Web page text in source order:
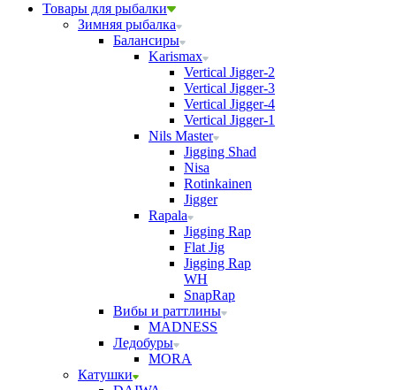
Товары для рыбалки
Зимняя рыбалка
Балансиры
Karismax
Vertical Jigger-2
Vertical Jigger-3
Vertical Jigger-4
Vertical Jigger-1
Nils Master
Jigging Shad
Nisa
Rotinkainen
Jigger
Rapala
Jigging Rap
Flat Jig
Jigging Rap
WH
SnapRap
Вибы и раттлины
MADNESS
Ледобуры
MORA
Катушки